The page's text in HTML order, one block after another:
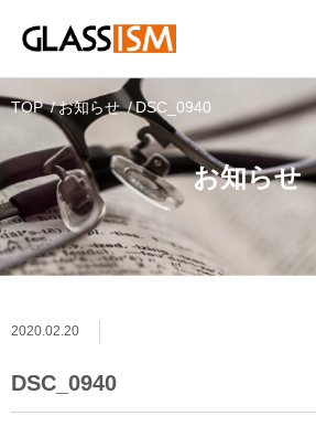
お知らせ
TOP お知らせ DSC_0940
2020.02.20
DSC_0940